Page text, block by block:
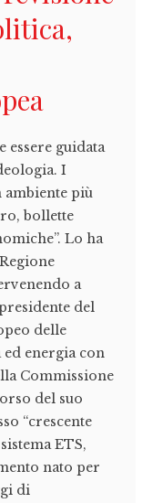
essere guidata
I
più
bollette
Lo ha
a
del
delle
energia con
Commissione
del suo
“crescente
ETS,
nato per
di